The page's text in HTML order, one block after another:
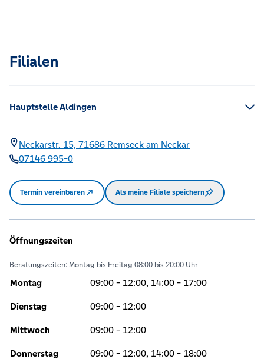
Filialen
Hauptstelle Aldingen
Neckarstr. 15, 71686 Remseck am Neckar
07146 995-0
Termin vereinbaren Als meine Filiale speichern
Öffnungszeiten
Beratungszeiten: Montag bis Freitag 08:00 bis 20:00 Uhr
Montag 09:00 - 12:00, 14:00 - 17:00
Dienstag 09:00 - 12:00
Mittwoch 09:00 - 12:00
Donnerstag 09:00 - 12:00, 14:00 - 18:00